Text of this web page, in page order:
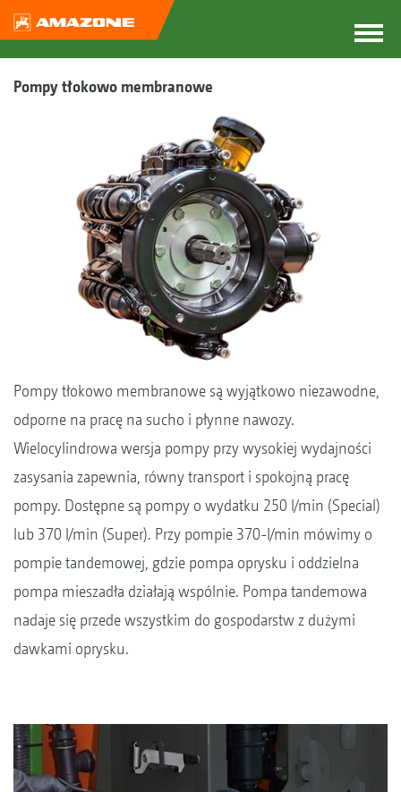
Pompy tłokowo membranowe
Pompy tłokowo membranowe są wyjątkowo niezawodne,
odporne na pracę na sucho i płynne nawozy.
Wielocylindrowa wersja pompy przy wysokiej wydajności
zasysania zapewnia, równy transport i spokojną pracę
pompy. Dostępne są pompy o wydatku 250 l/min (Special)
lub 370 l/min (Super). Przy pompie 370-l/min mówimy o
pompie tandemowej, gdzie pompa oprysku i oddzielna
pompa mieszadła działają wspólnie. Pompa tandemowa
nadaje się przede wszystkim do gospodarstw z dużymi
dawkami oprysku.